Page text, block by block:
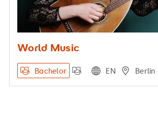
World Music
Bachelor EN Berlin